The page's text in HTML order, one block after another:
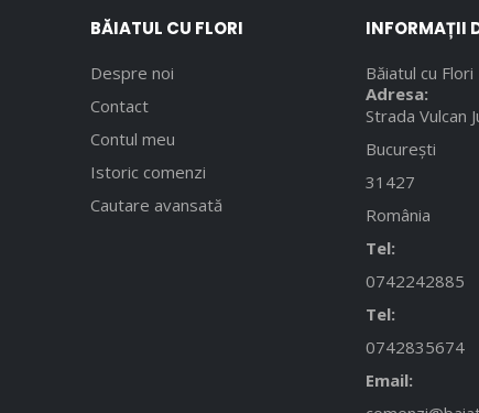
BĂIATUL CU FLORI
Despre noi
Contact
Contul meu
Istoric comenzi
Cautare avansată
INFORMAȚII
Băiatul cu Flori
Adresa:
Strada Vulcan
București
31427
România
Tel:
0742242885
Tel:
0742835674
Email: